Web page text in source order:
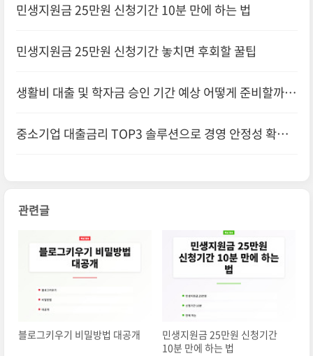
민생지원금 25만원 신청기간 10분 만에 하는 법
민생지원금 25만원 신청기간 놓치면 후회할 꿀팁
생활비 대출 및 학자금 승인 기간 예상 어떻게 준비할까요
중소기업 대출금리 TOP3 솔루션으로 경영 안정성 확보
관련글
블로그키우기 비밀방법 대공개
민생지원금 25만원 신청기간
10분 만에 하는 법